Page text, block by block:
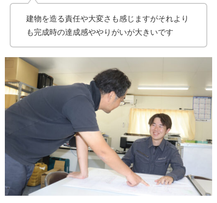
建物を造る責任や大変さも感じますがそれより
も完成時の達成感ややりがいが大きいです